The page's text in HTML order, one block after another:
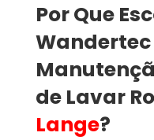
Por Que
de Lavar
Lange?